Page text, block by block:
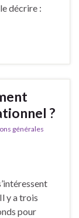
décrire :
?
générales
y a trois
pour